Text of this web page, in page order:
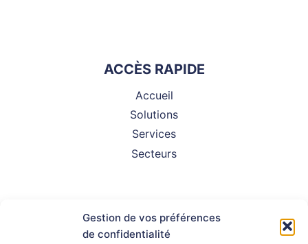
Gestion de vos préférences
de confidentialité
ACCÈS RAPIDE
Accueil
Solutions
Services
Secteurs